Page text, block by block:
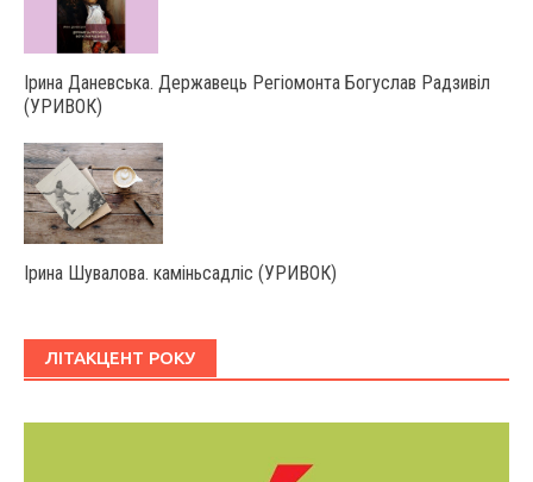
Ірина Даневська. Державець Регіомонта Богуслав Радзивіл
(УРИВОК)
Ірина Шувалова. каміньсадліс (УРИВОК)
ЛІТАКЦЕНТ РОКУ